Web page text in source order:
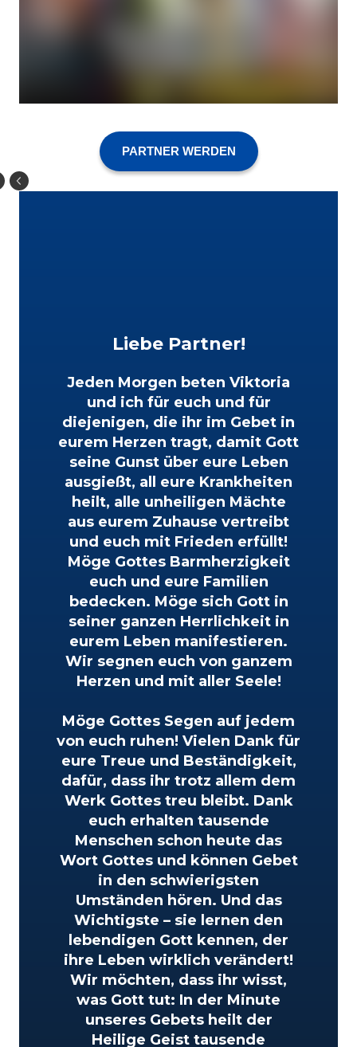
PARTNER WERDEN
Liebe Partner!
Jeden Morgen beten Viktoria
und ich für euch und für
diejenigen, die ihr im Gebet in
eurem Herzen tragt, damit Gott
seine Gunst über eure Leben
ausgießt, all eure Krankheiten
heilt, alle unheiligen Mächte
aus eurem Zuhause vertreibt
und euch mit Frieden erfüllt!
Möge Gottes Barmherzigkeit
euch und eure Familien
bedecken. Möge sich Gott in
seiner ganzen Herrlichkeit in
eurem Leben manifestieren.
Wir segnen euch von ganzem
Herzen und mit aller Seele!
Möge Gottes Segen auf jedem
von euch ruhen! Vielen Dank für
eure Treue und Beständigkeit,
dafür, dass ihr trotz allem dem
Werk Gottes treu bleibt. Dank
euch erhalten tausende
Menschen schon heute das
Wort Gottes und können Gebet
in den schwierigsten
Umständen hören. Und das
Wichtigste – sie lernen den
lebendigen Gott kennen, der
ihre Leben wirklich verändert!
Wir möchten, dass ihr wisst,
was Gott tut: In der Minute
unseres Gebets heilt der
Heilige Geist tausende